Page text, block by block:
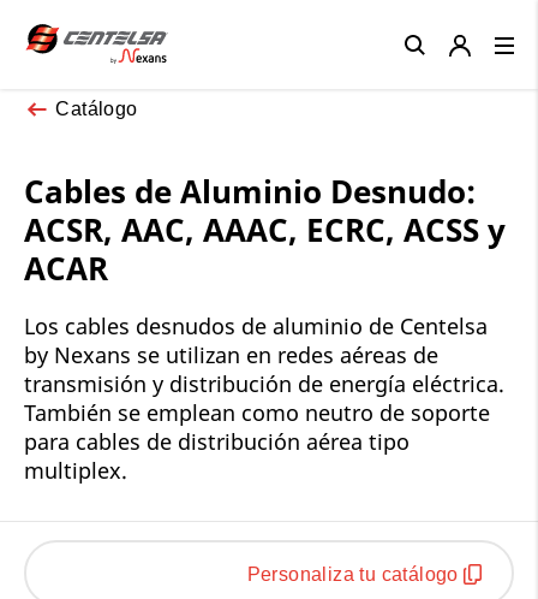
Catálogo
Cables de Aluminio Desnudo:
ACSR, AAC, AAAC, ECRC, ACSS y
ACAR
Los cables desnudos de aluminio de Centelsa
by Nexans se utilizan en redes aéreas de
transmisión y distribución de energía eléctrica.
También se emplean como neutro de soporte
para cables de distribución aérea tipo
multiplex.
Personaliza tu catálogo
Close